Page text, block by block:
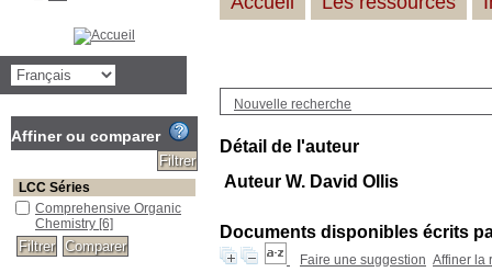
Nouvelle recherche
Détail de l'auteur
Auteur W. David Ollis
Documents disponibles écrits
Faire une suggestion Affiner la
Affiner ou comparer
LCC Séries
Comprehensive Organic
Chemistry [6]